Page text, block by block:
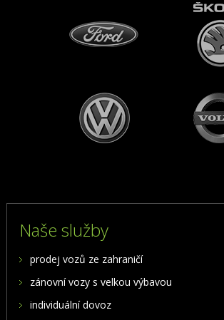
Naše služby
prodej vozů ze zahraničí
zánovní vozy s velkou výbavou
individuální dovoz